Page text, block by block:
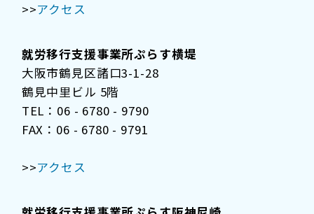
>>アクセス
就労移行支援事業所ぷらす横堤
大阪市鶴見区諸口3-1-28
鶴見中里ビル 5階
TEL：06 - 6780 - 9790
FAX：06 - 6780 - 9791
>>アクセス